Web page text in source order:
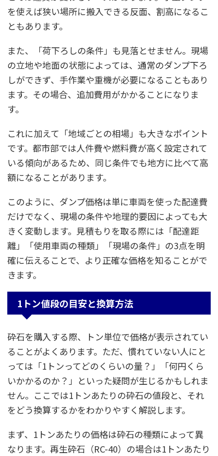
を使えば狭い場所に搬入できる反面、割高になるこ
ともあります。
また、「荷下ろしの条件」も見落とせません。現場
の立地や地面の状態によっては、通常のダンプ下ろ
しができず、手作業や重機が必要になることもあり
ます。その場合、追加費用がかかることになりま
す。
これに加えて「地域ごとの相場」も大きなポイント
です。都市部では人件費や燃料費が高く設定されて
いる傾向があるため、同じ条件でも地方に比べて高
額になることがあります。
このように、ダンプ価格は単に車両を使った配達費
だけでなく、現場の条件や地理的要因によっても大
きく変動します。見積もりを取る際には「配達距
離」「使用車両の種類」「現場の条件」の3点を明
確に伝えることで、より正確な価格を知ることがで
きます。
1トン値段の目安と換算方法
砕石を購入する際、トン単位で価格が表示されてい
ることがよくあります。ただ、慣れていない人にと
っては「1トンってどのくらいの量？」「何円くら
いかかるのか？」といった疑問が生じるかもしれま
せん。ここでは1トンあたりの砕石の値段と、それ
をどう換算するかをわかりやすく解説します。
まず、1トンあたりの価格は砕石の種類によって異
なります。再生砕石（RC-40）の場合は1トンあたり